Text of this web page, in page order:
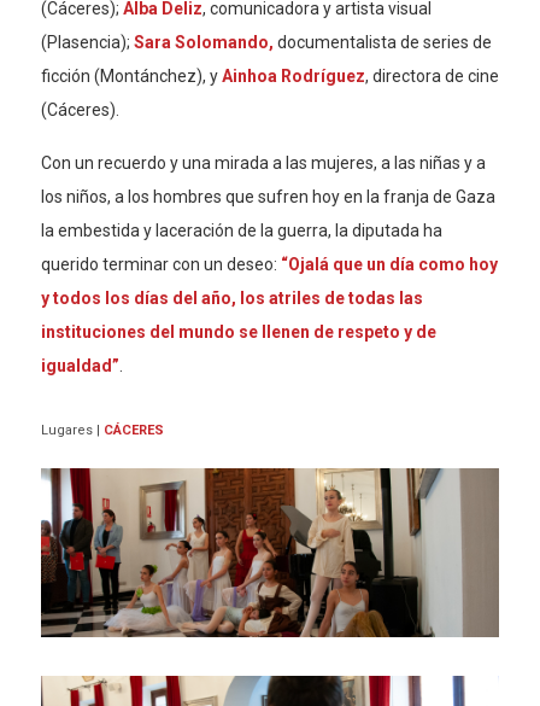
(Cáceres); Alba Deliz, comunicadora y artista visual
(Plasencia); Sara Solomando, documentalista de series de
ficción (Montánchez), yAinhoa Rodríguez, directora de cine
(Cáceres).
Con un recuerdo y una mirada a las mujeres, a las niñas y a
los niños, a los hombres que sufren hoy en la franja de Gaza
la embestida y laceración de la guerra, la diputada ha
querido terminar con un deseo: “Ojalá que un día como hoy
y todos los días del año, los atriles de todas las
instituciones del mundo se llenen de respeto y de
igualdad”.
Lugares CÁCERES